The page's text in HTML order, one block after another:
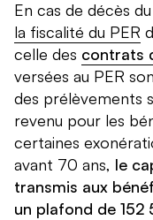
En cas de décès
la fiscalité du PER
celle des contrats
versées au PER
des prélèvements
revenu pour les
certaines
avant 70 ans, le
transmis aux
un plafond de